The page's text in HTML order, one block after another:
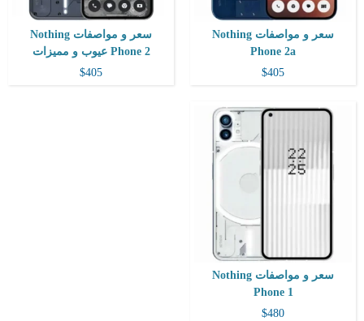
سعر و مواصفات Nothing
Phone 2a
$405
سعر و مواصفات Nothing
Phone 2 عيوب و مميزات
$405
سعر و مواصفات Nothing
Phone 1
$480